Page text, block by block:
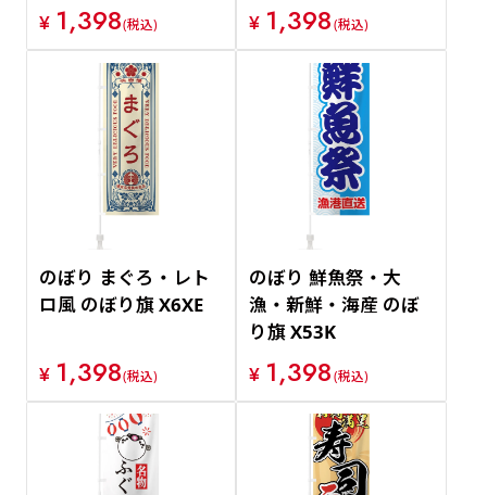
¥ 1,398(税込)
¥ 1,398(税込)
のぼり まぐろ・レト
ロ風 のぼり旗 X6XE
¥ 1,398(税込)
のぼり 鮮魚祭・大
漁・新鮮・海産 のぼ
り旗 X53K
¥ 1,398(税込)